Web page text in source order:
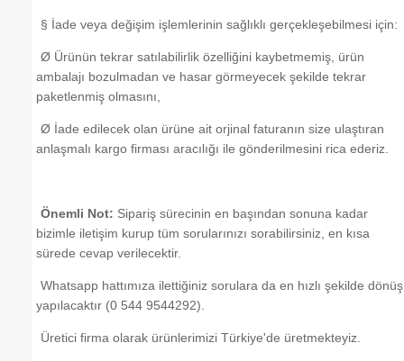
§ İade veya değişim işlemlerinin sağlıklı gerçekleşebilmesi için:
Ø Ürünün tekrar satılabilirlik özelliğini kaybetmemiş, ürün
ambalajı bozulmadan ve hasar görmeyecek şekilde tekrar
paketlenmiş olmasını,
Ø İade edilecek olan ürüne ait orjinal faturanın size ulaştıran
anlaşmalı kargo firması aracılığı ile gönderilmesini rica ederiz.
Önemli Not: Sipariş sürecinin en başından sonuna kadar
bizimle iletişim kurup tüm sorularınızı sorabilirsiniz, en kısa
sürede cevap verilecektir.
Whatsapp hattımıza ilettiğiniz sorulara da en hızlı şekilde dönüş
yapılacaktır (0 544 9544292).
Üretici firma olarak ürünlerimizi Türkiye'de üretmekteyiz.